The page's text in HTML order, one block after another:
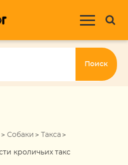
Поиск
Собаки Такса
кроличьих такс